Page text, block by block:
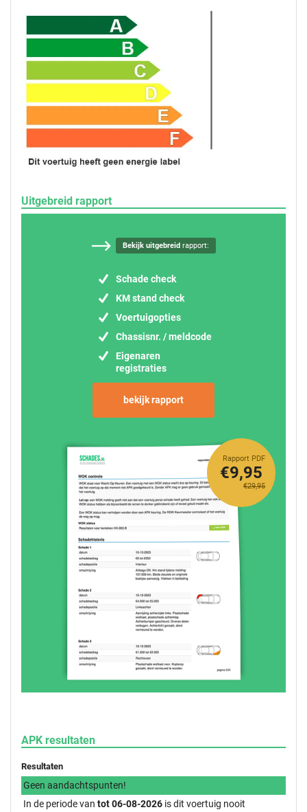
Uitgebreid rapport
Bekijk uitgebreidrapport:
Schade check
KM stand check
Voertuigopties
Chassisnr. / meldcode
Eigenaren
registraties
bekijk rapport
Rapport PDF
€29,95
€9,95
APK resultaten
Resultaten
Geen aandachtspunten!
In de periode van tot 06-08-2026 is dit voertuig nooit